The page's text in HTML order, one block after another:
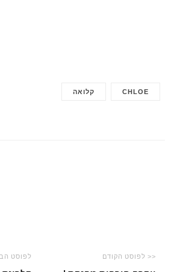
CHLOE קלואה
<< לפוסט הקודם לפוסט